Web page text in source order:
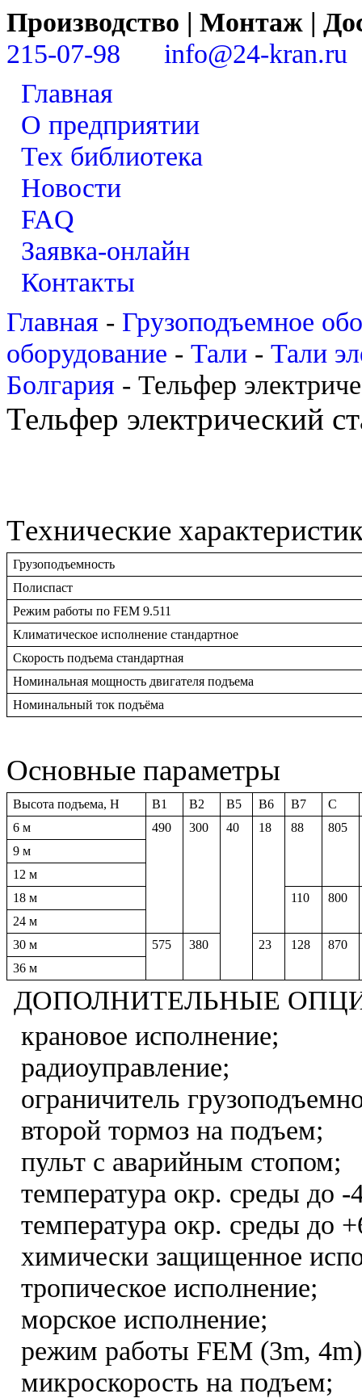
Производство | Монтаж |
215-07-98
info@24-kran.ru
Главная
О предприятии
Тех библиотека
Новости
FAQ
Заявка-онлайн
Контакты
Главная - Грузоподъемное
оборудование - Тали - Тали
Болгария - Тельфер
Тельфер электрический
Tехнические
Грузоподъемность
Полиспаст
Режим работы по FEM 9.511
Климатическое исполнение стандартное
Скорость подъема стандартная
Номинальная мощность двигателя подъема
Номинальный ток подъёмa
Основные параметры
Высота подъема, Н B1 B2 B5 B6 B7
C
6 м
490 300 40 18 88
805
9 м
12 м
18 м
110
800
24 м
30 м
575 380 23 128
870
36 м
ДОПОЛНИТЕЛЬНЫЕ
крановое исполнение;
радиоуправление;
ограничитель
второй тормоз на подъем;
пульт с аварийным стопом;
температура окр. среды до
температура окр. среды до
химически защищенное
тропическое исполнение;
морское исполнение;
режим работы FEM (3m,
микроскорость на подъем;